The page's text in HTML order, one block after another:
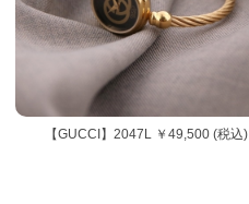
【GUCCI】2047L ￥49,500 (税込)